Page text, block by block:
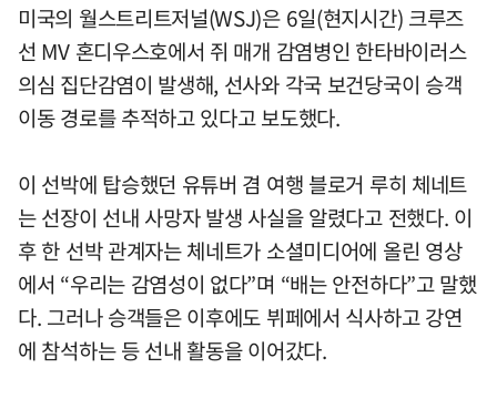
미국의 월스트리트저널(WSJ)은 6일(현지시간) 크루즈
선 MV 혼디우스호에서 쥐 매개 감염병인 한타바이러스
의심 집단감염이 발생해, 선사와 각국 보건당국이 승객
이동 경로를 추적하고 있다고 보도했다.
이 선박에 탑승했던 유튜버 겸 여행 블로거 루히 체네트
는 선장이 선내 사망자 발생 사실을 알렸다고 전했다. 이
후 한 선박 관계자는 체네트가 소셜미디어에 올린 영상
에서 “우리는 감염성이 없다”며 “배는 안전하다”고 말했
다. 그러나 승객들은 이후에도 뷔페에서 식사하고 강연
에 참석하는 등 선내 활동을 이어갔다.